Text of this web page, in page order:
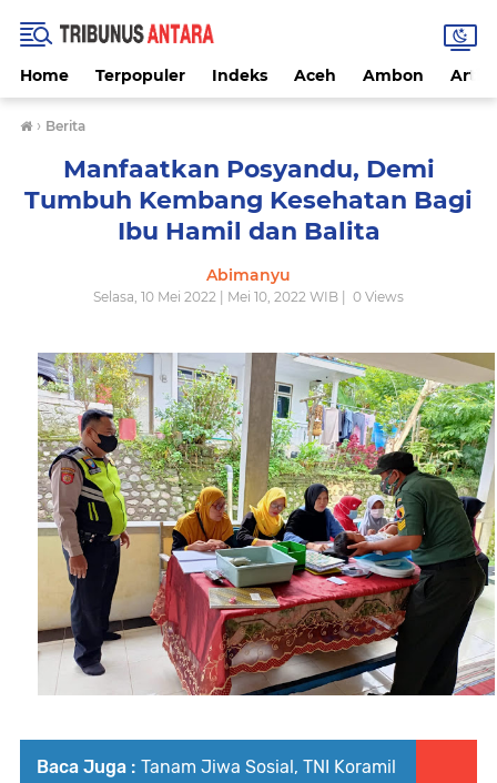
Home Terpopuler Indeks Aceh Ambon
› Berita
Manfaatkan Posyandu, Demi
Tumbuh Kembang Kesehatan Bagi
Ibu Hamil dan Balita
Abimanyu
Selasa, 10 Mei 2022 | Mei 10, 2022 WIB | 0 Views
Baca Juga : Tanam Jiwa Sosial, TNI Koramil